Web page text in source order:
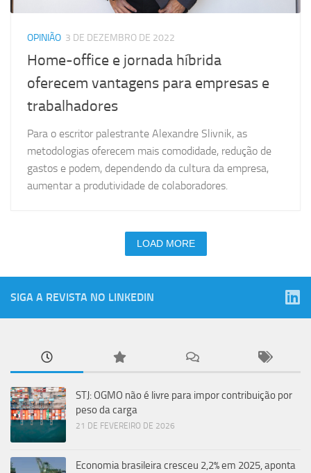
OPINIÃO 3 DE DEZEMBRO DE 2022
Home-office e jornada híbrida
oferecem vantagens para empresas e
trabalhadores
Para o escritor palestrante Alexandre Slivnik, as
metodologias oferecem mais comodidade, redução de
gastos e podem, dependendo da cultura da empresa,
aumentar a produtividade de colaboradores.
LOAD MORE
SIGA A REVISTA NO LINKEDIN
STJ: OGMO não é livre para impor contribuição por
peso da carga
21 DE FEVEREIRO DE 2026
Economia brasileira cresceu 2,2% em 2025, aponta